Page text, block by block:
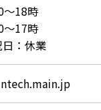
～18時
～17時
：休業